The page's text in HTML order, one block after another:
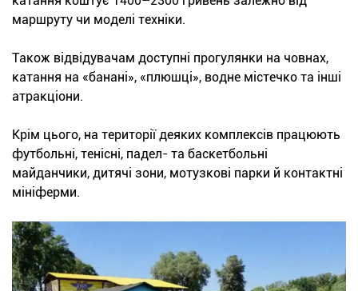
маршруту чи моделі техніки.
Також відвідувачам доступні прогулянки на човнах,
катання на «банані», «плюшці», водне містечко та інші
атракціони.
Крім цього, на території деяких комплексів працюють
футбольні, тенісні, падел- та баскетбольні
майданчики, дитячі зони, мотузкові парки й контактні
мініферми.